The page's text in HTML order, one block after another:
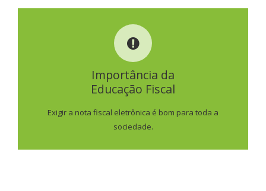
Importância da
Educação Fiscal
Exigir a nota fiscal eletrônica é bom para toda a
sociedade.
IMPORTÂNCIA DA
SAIBA MAIS